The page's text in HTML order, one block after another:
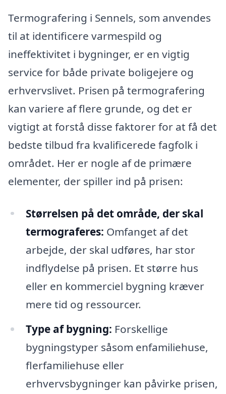
Termografering i Sennels, som anvendes
til at identificere varmespild og
ineffektivitet i bygninger, er en vigtig
service for både private boligejere og
erhvervslivet. Prisen på termografering
kan variere af flere grunde, og det er
vigtigt at forstå disse faktorer for at få det
bedste tilbud fra kvalificerede fagfolk i
området. Her er nogle af de primære
elementer, der spiller ind på prisen:
Størrelsen på det område, der skal
termograferes: Omfanget af det
arbejde, der skal udføres, har stor
indflydelse på prisen. Et større hus
eller en kommerciel bygning kræver
mere tid og ressourcer.
Type af bygning: Forskellige
bygningstyper såsom enfamiliehuse,
flerfamiliehuse eller
erhvervsbygninger kan påvirke prisen,